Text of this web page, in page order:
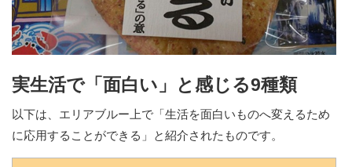
実生活で「面白い」と感じる9種類
以下は、エリアブルー上で「生活を面白いものへ変えるため
に応用することができる」と紹介されたものです。